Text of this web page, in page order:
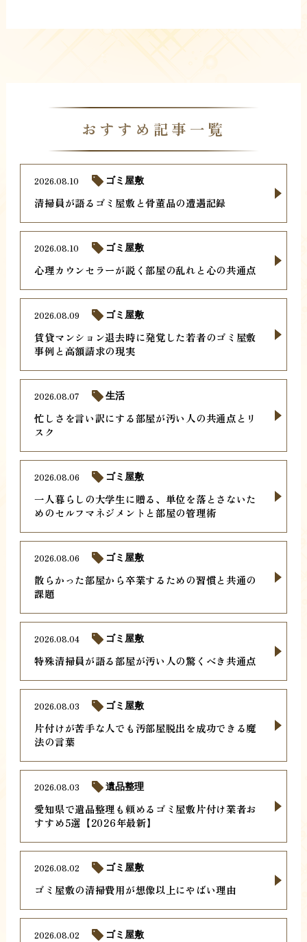
おすすめ記事一覧
清掃員が語るゴミ屋敷と骨董品の遭遇記録
2026.08.10 ゴミ屋敷
心理カウンセラーが説く部屋の乱れと心の共通点
2026.08.10 ゴミ屋敷
賃貸マンション退去時に発覚した若者のゴミ屋敷
事例と高額請求の現実
2026.08.09 ゴミ屋敷
忙しさを言い訳にする部屋が汚い人の共通点とリ
スク
2026.08.07 生活
一人暮らしの大学生に贈る、単位を落とさないた
めのセルフマネジメントと部屋の管理術
2026.08.06 ゴミ屋敷
散らかった部屋から卒業するための習慣と共通の
課題
2026.08.06 ゴミ屋敷
特殊清掃員が語る部屋が汚い人の驚くべき共通点
2026.08.04 ゴミ屋敷
片付けが苦手な人でも汚部屋脱出を成功できる魔
法の言葉
2026.08.03 ゴミ屋敷
愛知県で遺品整理も頼めるゴミ屋敷片付け業者お
すすめ5選【2026年最新】
2026.08.03 遺品整理
ゴミ屋敷の清掃費用が想像以上にやばい理由
2026.08.02 ゴミ屋敷
2026.08.02 ゴミ屋敷